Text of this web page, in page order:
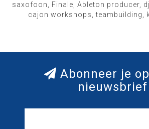
saxofoon, Finale, Ableton producer,
cajon workshops, teambuilding,
Abonneer je
nieuwsbrief